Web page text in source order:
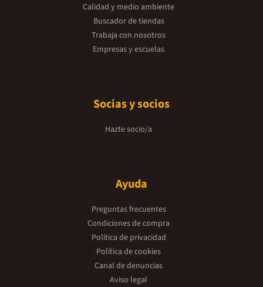
Calidad y medio ambiente
Buscador de tiendas
Trabaja con nosotros
Empresas y escuelas
Socias y socios
Hazte socio/a
Ayuda
Preguntas frecuentes
Condiciones de compra
Política de privacidad
Política de cookies
Canal de denuncias
Aviso legal